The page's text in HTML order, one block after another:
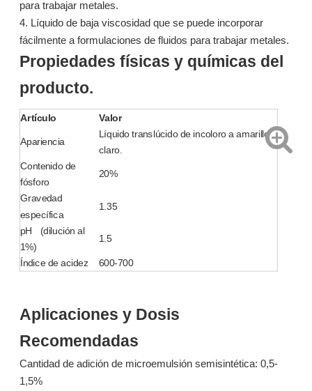
1606 éster emulsionable para fluidos de corte semisintéticos / fluidos de metal
Preguntar
1404: Lubricante superior de trioleato de trimetilolpropano con alta viscosidad y resistencia al fuego
1606 éster emulsionable para fluidos de corte semisintéticos / fluidos de metal
Preguntar
para trabajar metales.
4. Líquido de baja viscosidad que se puede incorporar
fácilmente a formulaciones de fluidos para trabajar metales.
Propiedades físicas y químicas del
producto.
Artículo Valor
Apariencia
Líquido translúcido de incoloro a amarillo
claro.
Contenido de
fósforo
20%
Gravedad
específica
1.35
pH (dilución al
1%)
1.5
Índice de acidez 600-700
Aplicaciones y Dosis
Recomendadas
Cantidad de adición de microemulsión semisintética: 0,5-
1,5%